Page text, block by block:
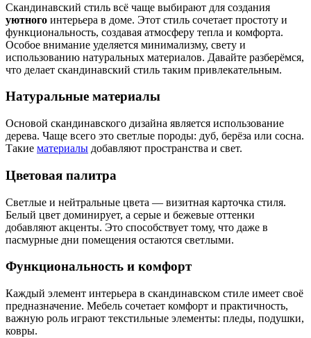
Скандинавский стиль всё чаще выбирают для создания
уютного интерьера в доме. Этот стиль сочетает простоту и
функциональность, создавая атмосферу тепла и комфорта.
Особое внимание уделяется минимализму, свету и
использованию натуральных материалов. Давайте разберёмся,
что делает скандинавский стиль таким привлекательным.
Натуральные материалы
Основой скандинавского дизайна является использование
дерева. Чаще всего это светлые породы: дуб, берёза или сосна.
Такие материалы добавляют пространства и свет.
Цветовая палитра
Светлые и нейтральные цвета — визитная карточка стиля.
Белый цвет доминирует, а серые и бежевые оттенки
добавляют акценты. Это способствует тому, что даже в
пасмурные дни помещения остаются светлыми.
Функциональность и комфорт
Каждый элемент интерьера в скандинавском стиле имеет своё
предназначение. Мебель сочетает комфорт и практичность,
важную роль играют текстильные элементы: пледы, подушки,
ковры.